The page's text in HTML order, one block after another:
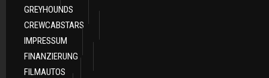
GREYHOUNDS
CREWCABSTARS
IMPRESSUM
FINANZIERUNG
FILMAUTOS